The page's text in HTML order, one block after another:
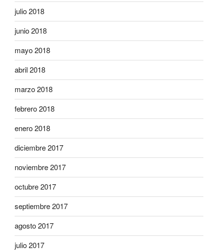
julio 2018
junio 2018
mayo 2018
abril 2018
marzo 2018
febrero 2018
enero 2018
diciembre 2017
noviembre 2017
octubre 2017
septiembre 2017
agosto 2017
julio 2017